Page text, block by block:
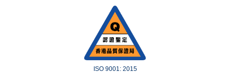
ISO 9001: 2015